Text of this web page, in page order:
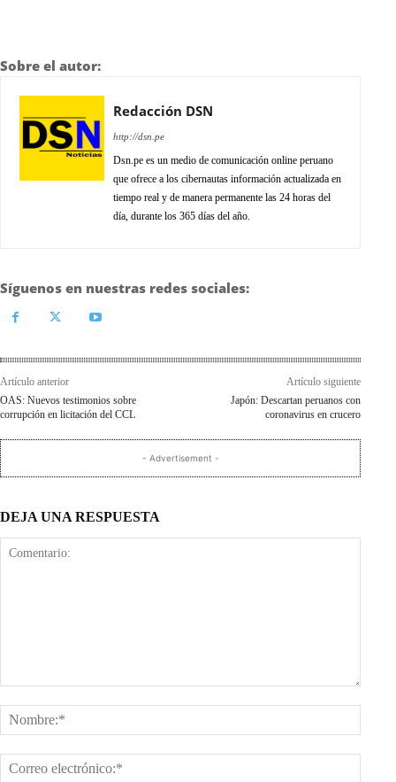
Sobre el autor:
Redacción DSN
http://dsn.pe
Dsn.pe es un medio de comunicación online peruano
que ofrece a los cibernautas información actualizada en
tiempo real y de manera permanente las 24 horas del
día, durante los 365 días del año.
Síguenos en nuestras redes sociales:
Artículo anterior
OAS: Nuevos testimonios sobre
corrupción en licitación del CCL
Artículo siguiente
Japón: Descartan peruanos con
coronavirus en crucero
- Advertisement -
DEJA UNA RESPUESTA